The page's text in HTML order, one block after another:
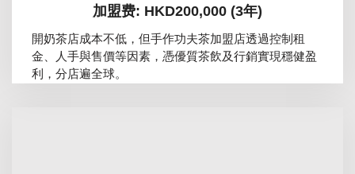
加盟费: HKD200,000 (3年)
開奶茶店成本不低，但手作功夫茶加盟店透過控制租
金、人手與售價等因素，憑優質茶飲及行銷實現穩健盈
利，分店遍全球。